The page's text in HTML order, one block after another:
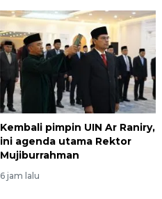
Kembali pimpin UIN Ar Raniry,
ini agenda utama Rektor
Mujiburrahman
6 jam lalu
2026-